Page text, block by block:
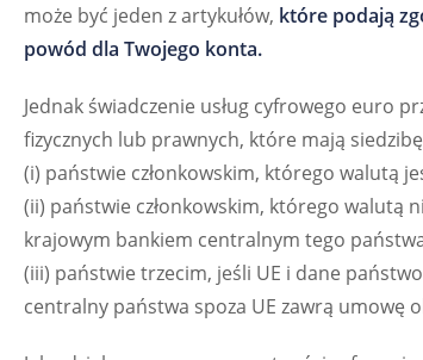
może być jeden z artykułów, które podają
powód dla Twojego konta.
Jednak świadczenie usług cyfrowego euro
fizycznych lub prawnych, które mają
(i) państwie członkowskim, którego walutą
(ii) państwie członkowskim, którego walutą
krajowym bankiem centralnym tego
(iii) państwie trzecim, jeśli UE i dane
centralny państwa spoza UE zawrą umowę